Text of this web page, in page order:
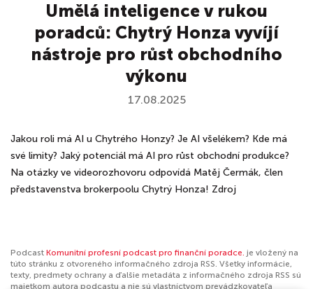
Umělá inteligence v rukou
poradců: Chytrý Honza vyvíjí
nástroje pro růst obchodního
výkonu
17.08.2025
Jakou roli má AI u Chytrého Honzy? Je AI všelékem? Kde má
své limity? Jaký potenciál má AI pro růst obchodní produkce?
Na otázky ve videorozhovoru odpovídá Matěj Čermák, člen
představenstva brokerpoolu Chytrý Honza! Zdroj
Podcast Komunitní profesní podcast pro finanční poradce. je vložený na
túto stránku z otvoreného informačného zdroja RSS. Všetky informácie,
texty, predmety ochrany a ďalšie metadáta z informačného zdroja RSS sú
majetkom autora podcastu a nie sú vlastníctvom prevádzkovateľa